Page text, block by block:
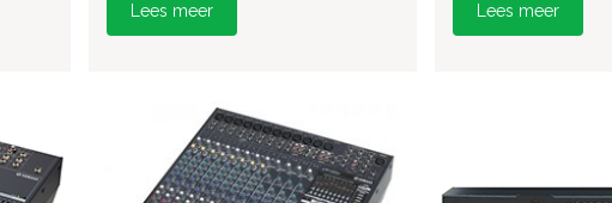
Lees meer Lees meer